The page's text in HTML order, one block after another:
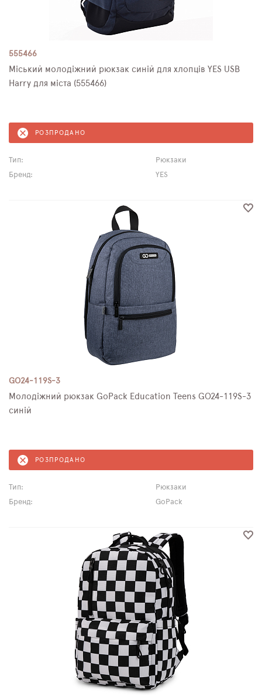
555466
Міський молодіжний рюкзак синій для хлопців YES USB
Harry для міста (555466)
РОЗПРОДАНО
Тип:
Рюкзаки
Бренд:
YES
GO24-119S-3
Молодіжний рюкзак GoPack Education Teens GO24-119S-3
синій
РОЗПРОДАНО
Тип:
Рюкзаки
Бренд:
GoPack